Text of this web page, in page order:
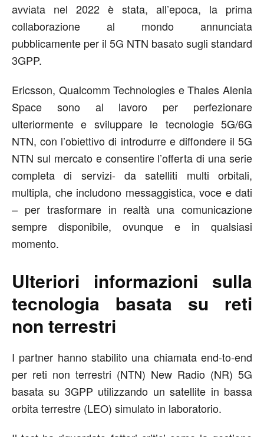
avviata nel 2022 è stata, all’epoca, la prima
collaborazione al mondo annunciata
pubblicamente per il 5G NTN basato sugli standard
3GPP.
Ericsson, Qualcomm Technologies e Thales Alenia
Space sono al lavoro per perfezionare
ulteriormente e sviluppare le tecnologie 5G/6G
NTN, con l’obiettivo di introdurre e diffondere il 5G
NTN sul mercato e consentire l’offerta di una serie
completa di servizi- da satelliti multi orbitali,
multipla, che includono messaggistica, voce e dati
– per trasformare in realtà una comunicazione
sempre disponibile, ovunque e in qualsiasi
momento.
Ulteriori informazioni sulla
tecnologia basata su reti
non terrestri
I partner hanno stabilito una chiamata end-to-end
per reti non terrestri (NTN) New Radio (NR) 5G
basata su 3GPP utilizzando un satellite in bassa
orbita terrestre (LEO) simulato in laboratorio.